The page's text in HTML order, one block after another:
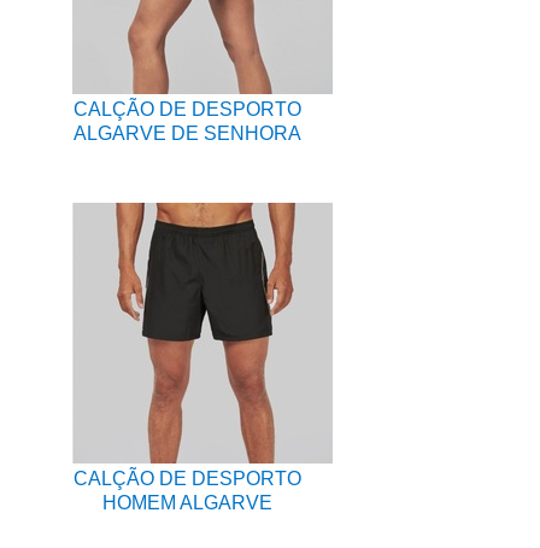
CALÇÃO DE DESPORTO
ALGARVE DE SENHORA
CALÇÃO DE DESPORTO
HOMEM ALGARVE